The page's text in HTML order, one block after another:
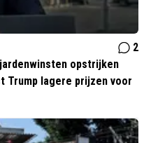
2
opstrijken
Trump lagere prijzen voor